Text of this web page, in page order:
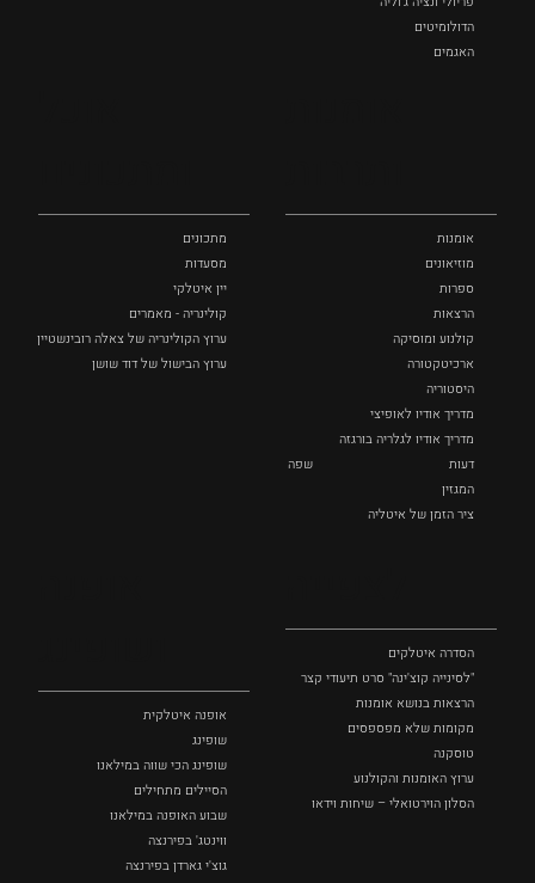
הדולומיטים
האגמים
אומנות
מוזיאונים
ספרות
הרצאות
קולנוע ומוסיקה
ארכיטקטורה
היסטוריה
מדריך אודיו לאופיצי
מדריך אודיו לגלריה בורגזה
דעות
שפה
המגזין
ציר הזמן של איטליה
מתכונים
מסעדות
יין איטלקי
קולינריה - מאמרים
ערוץ הקולינריה של צאלה רובינשטיין
ערוץ הבישול של דוד שושן
הסדרה איטלקים
"לסינייה קוצ'ינה" סרט תיעודי קצר
הרצאות בנושא אומנות
מקומות שלא מפספסים
טוסקנה
ערוץ האומנות והקולנוע
הסלון הוירטואלי – שיחות וידאו
אופנה איטלקית
שופינג
שופינג הכי שווה במילאנו
הסיילים מתחילים
שבוע האופנה במילאנו
ווינטג' בפירנצה
גוצ'י גארדן בפירנצה